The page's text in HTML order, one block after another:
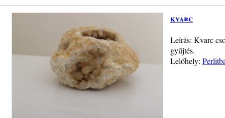
kvarc
Leírás: Kvarc
gyűjtés.
Lelőhely: